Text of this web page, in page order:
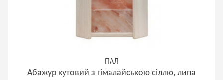
ПАЛ
Абажур кутовий з гімалайською сіллю, липа